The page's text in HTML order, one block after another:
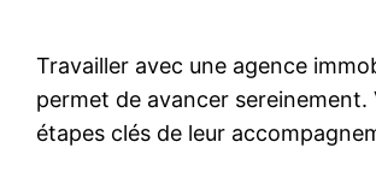
Travailler avec une agence
permet de avancer sereinement.
étapes clés de leur